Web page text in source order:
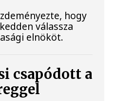
hogy
válassza
elnököt.
csapódott a